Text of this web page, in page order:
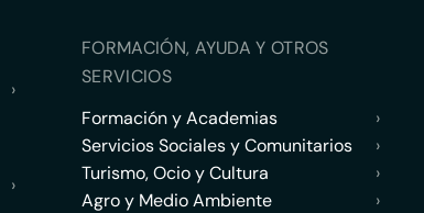
›
›
FORMACIÓN, AYUDA Y OTROS
SERVICIOS
Formación y Academias
›
Servicios Sociales y Comunitarios
›
Turismo, Ocio y Cultura
›
Agro y Medio Ambiente
›